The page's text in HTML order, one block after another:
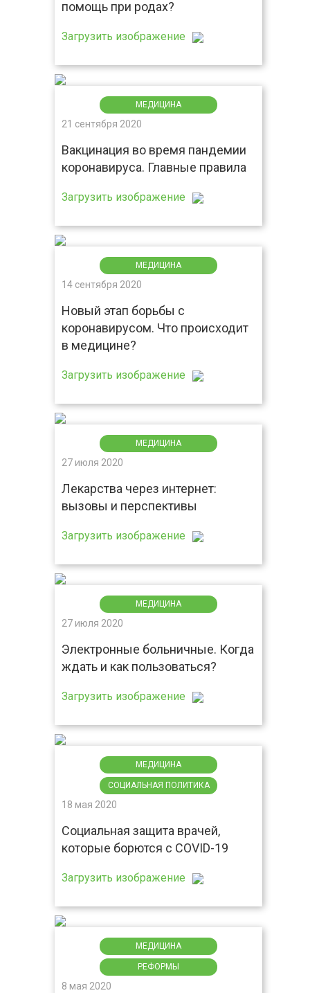
помощь при родах?
Загрузить изображение
МЕДИЦИНА
21 сентября 2020
Вакцинация во время пандемии
коронавируса. Главные правила
Загрузить изображение
МЕДИЦИНА
14 сентября 2020
Новый этап борьбы с
коронавирусом. Что происходит
в медицине?
Загрузить изображение
МЕДИЦИНА
27 июля 2020
Лекарства через интернет:
вызовы и перспективы
Загрузить изображение
МЕДИЦИНА
27 июля 2020
Электронные больничные. Когда
ждать и как пользоваться?
Загрузить изображение
МЕДИЦИНА
СОЦИАЛЬНАЯ ПОЛИТИКА
18 мая 2020
Социальная защита врачей,
которые борются с COVID-19
Загрузить изображение
МЕДИЦИНА
РЕФОРМЫ
8 мая 2020